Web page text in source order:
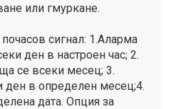
или гмуркане.
сигнал: 1.Аларма
ден в настроен час; 2.
се всеки месец; 3.
ден в определен месец;4.
дата. Опция за